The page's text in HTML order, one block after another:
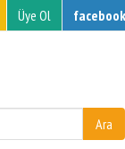
Üye Ol facebook